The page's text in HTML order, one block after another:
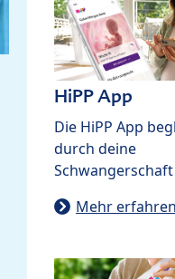
HiPP App
Die HiPP App
durch deine
Schwangerschaft
Mehr erfahren